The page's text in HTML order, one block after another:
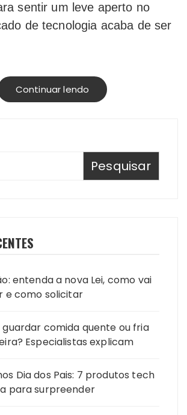
sentir um leve aperto no
de tecnologia acaba de ser
Continuar lendo
Pesquisar
entenda a nova Lei, como vai
e como solicitar
guardar comida quente ou fria
Especialistas explicam
Dia dos Pais: 7 produtos tech
para surpreender